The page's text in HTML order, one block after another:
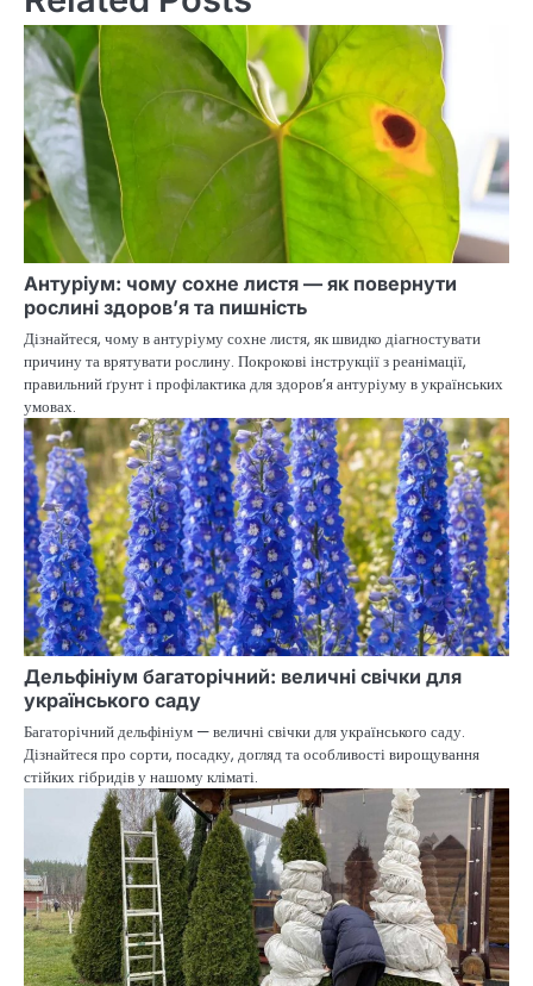
Антуріум: чому сохне листя — як повернути
рослині здоров’я та пишність
Дізнайтеся, чому в антуріуму сохне листя, як швидко діагностувати
причину та врятувати рослину. Покрокові інструкції з реанімації,
правильний ґрунт і профілактика для здоров’я антуріуму в українських
умовах.
Дельфініум багаторічний: величні свічки для
українського саду
Багаторічний дельфініум — величні свічки для українського саду.
Дізнайтеся про сорти, посадку, догляд та особливості вирощування
стійких гібридів у нашому кліматі.